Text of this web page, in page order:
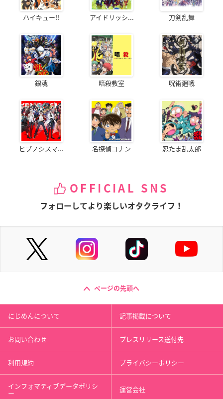
ハイキュー!! アイドリッシ... 刀剣乱舞
銀魂 暗殺教室 呪術廻戦
ヒプノシスマ... 名探偵コナン 忍たま乱太郎
OFFICIAL SNS
フォローしてより楽しいオタクライフ！
ページの先頭へ
にじめんについて 記事掲載について
お問い合わせ プレスリリース送付先
利用規約 プライバシーポリシー
インフォマティブデータポリシ
ー 運営会社